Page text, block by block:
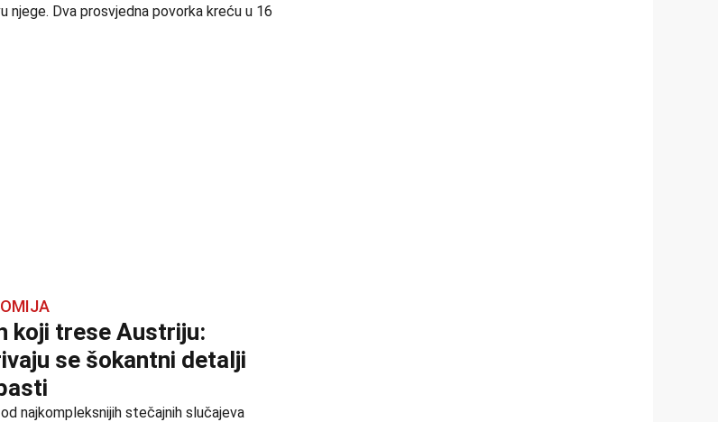
njege. Dva prosvjedna povorka kreću u 16
koji trese Austriju:
se šokantni detalji
najkompleksnijih stečajnih slučajeva